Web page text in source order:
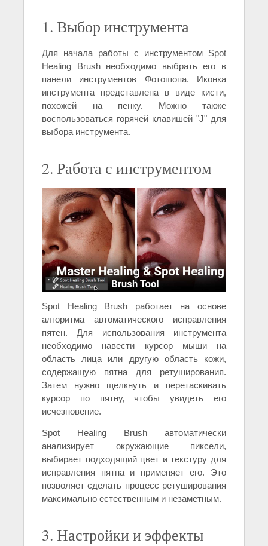
1. Выбор инструмента
Для начала работы с инструментом Spot
Healing Brush необходимо выбрать его в
панели инструментов Фотошопа. Иконка
инструмента представлена в виде кисти,
похожей на пенку. Можно также
воспользоваться горячей клавишей "J" для
выбора инструмента.
2. Работа с инструментом
Spot Healing Brush работает на основе
алгоритма автоматического исправления
пятен. Для использования инструмента
необходимо навести курсор мыши на
область лица или другую область кожи,
содержащую пятна для ретуширования.
Затем нужно щелкнуть и перетаскивать
курсор по пятну, чтобы увидеть его
исчезновение.
Spot Healing Brush автоматически
анализирует окружающие пиксели,
выбирает подходящий цвет и текстуру для
исправления пятна и применяет его. Это
позволяет сделать процесс ретуширования
максимально естественным и незаметным.
3. Настройки и эффекты